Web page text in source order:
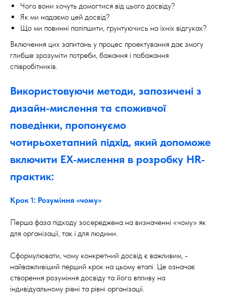
Чого вони хочуть домогтися від цього досвіду?
Як ми надаємо цей досвід?
Що ми повинні поліпшити, ґрунтуючись на їхніх відгуках?
Включення цих запитань у процес проектування дає змогу
глибше зрозуміти потреби, бажання і побажання
співробітників.
Використовуючи методи, запозичені з
дизайн-мислення та споживчої
поведінки, пропонуємо
чотирьохетапний підхід, який допоможе
включити EX-мислення в розробку HR-
практик:
Крок 1: Розуміння «чому»
Перша фаза підходу зосереджена на визначенні «чому» як
для організації, так і для людини.
Сформулювати, чому конкретний досвід є важливим, -
найважливіший перший крок на цьому етапі. Це означає
створення розуміння досвіду та його впливу на
індивідуальному рівні та рівні організації.